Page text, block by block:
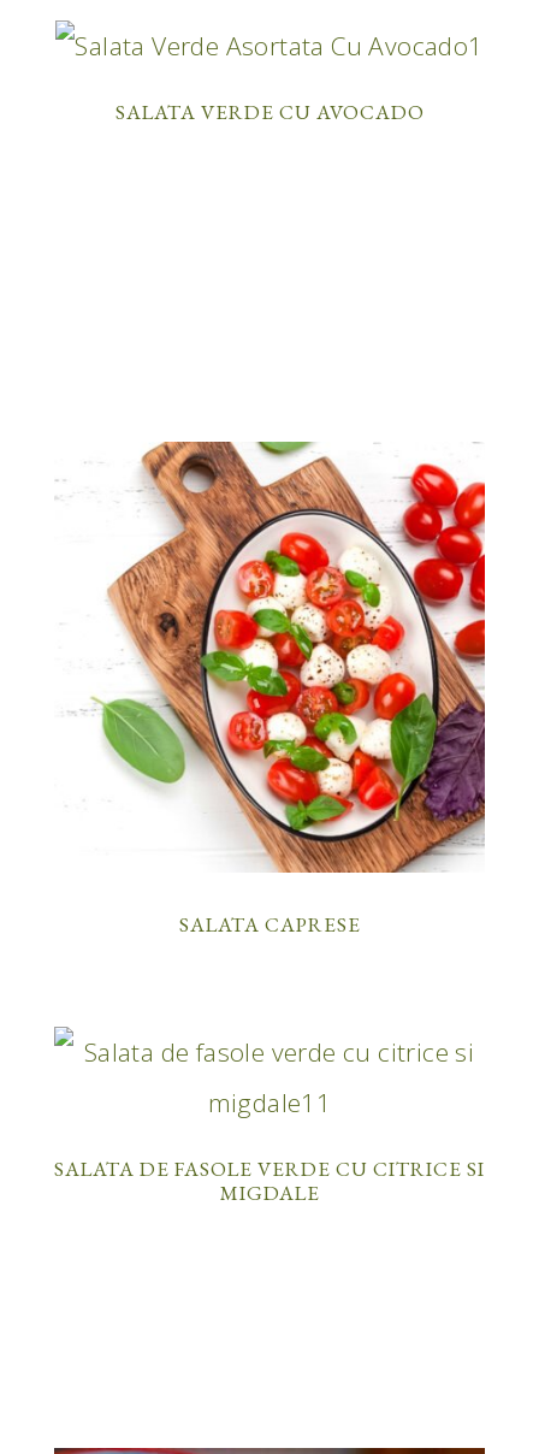
SALATA VERDE CU AVOCADO
SALATA CAPRESE
SALATA DE FASOLE VERDE CU CITRICE SI
MIGDALE